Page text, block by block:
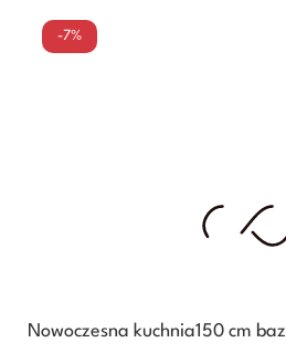
-7%
Nowoczesna kuchnia150 cm